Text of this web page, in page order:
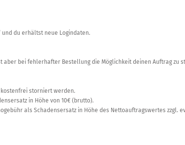
du erhältst neue Logindaten.
bei fehlerhafter Bestellung die Möglichkeit deinen Auftrag zu
kostenfrei storniert werden.
in Höhe von 10€ (brutto).
als Schadensersatz in Höhe des Nettoauftragswertes zzgl.